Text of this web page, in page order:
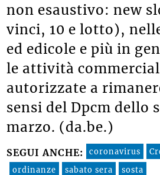
non esaustivo: new
vinci, 10 e lotto),
ed edicole e più in
le attività
autorizzate a
sensi del Dpcm dello
marzo. (da.be.)
SEGUI ANCHE: coronavirus
ordinanze
sabato sera sosta